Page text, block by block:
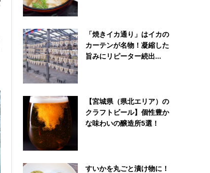
「焼きイカ通り」はイカの
カーテンが名物！凝縮した
旨みにリピーター続出...
【宮城県（県北エリア）の
クラフトビール】個性豊か
な味わいの醸造所5選！
すいかを丸ごと漬け物に！